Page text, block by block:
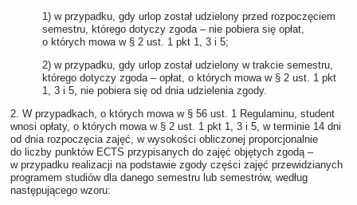
1) w przypadku, gdy urlop został udzielony przed rozpoczęciem
semestru, którego dotyczy zgoda – nie pobiera się opłat,
o których mowa w § 2 ust. 1 pkt 1, 3 i 5;
2) w przypadku, gdy urlop został udzielony w trakcie semestru,
którego dotyczy zgoda – opłat, o których mowa w § 2 ust. 1 pkt
1, 3 i 5, nie pobiera się od dnia udzielenia zgody.
2. W przypadkach, o których mowa w § 56 ust. 1 Regulaminu, student
wnosi opłaty, o których mowa w § 2 ust. 1 pkt 1, 3 i 5, w terminie 14 dni
od dnia rozpoczęcia zajęć, w wysokości obliczonej proporcjonalnie
do liczby punktów ECTS przypisanych do zajęć objętych zgodą –
w przypadku realizacji na podstawie zgody części zajęć przewidzianych
programem studiów dla danego semestru lub semestrów, według
następującego wzoru: